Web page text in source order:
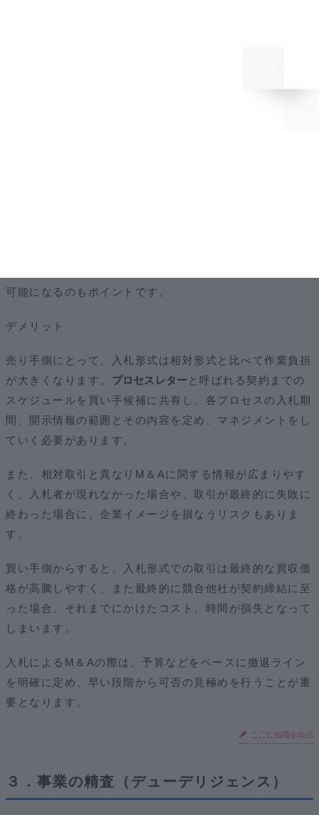
可能になるのもポイントです。
デメリット
売り手側にとって、入札形式は相対形式と比べて作業負担
が大きくなります。 プロセスレター と呼ばれる契約までの
スケジュールを買い手候補に共有し、各プロセスの入札期
間、開示情報の範囲とその内容を定め、マネジメントをし
ていく必要があります。
また、相対取引と異なりM＆Aに関する情報が広まりやす
く、入札者が現れなかった場合や、取引が最終的に失敗に
終わった場合に、企業イメージを損なうリスクもありま
す。
買い手側からすると、入札形式での取引は最終的な買収価
格が高騰しやすく、また最終的に競合他社が契約締結に至
った場合、それまでにかけたコスト、時間が損失となって
しまいます。
入札によるM＆Aの際は、予算などをベースに撤退ライン
を明確に定め、早い段階から可否の見極めを行うことが重
要となります。
ここに知識を出品
３．事業の精査（デューデリジェンス）